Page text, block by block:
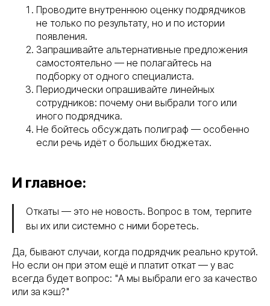
Проводите внутреннюю оценку подрядчиков
не только по результату, но и по истории
появления.
Запрашивайте альтернативные предложения
самостоятельно — не полагайтесь на
подборку от одного специалиста.
Периодически опрашивайте линейных
сотрудников: почему они выбрали того или
иного подрядчика.
Не бойтесь обсуждать полиграф — особенно
если речь идёт о больших бюджетах.
И главное:
Откаты — это не новость. Вопрос в том, терпите
вы их или системно с ними боретесь.
Да, бывают случаи, когда подрядчик реально крутой.
Но если он при этом ещё и платит откат — у вас
всегда будет вопрос: "А мы выбрали его за качество
или за кэш?"